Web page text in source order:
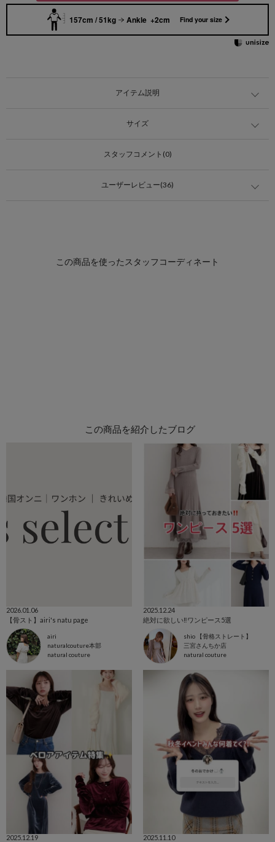
157cm / 51kg Ankle +2cm Find your size
アイテム説明
サイズ
スタッフコメント(0)
ユーザーレビュー(36)
この商品を紹介したブログ
2026.01.06
【骨スト】airi's natu page
airi
naturalcouture本部
natural couture
2025.12.24
絶対に欲しい‼︎ワンピース5選
shio 【骨格ストレート】
三宮さんちか店
natural couture
2025.12.19
2025.11.10